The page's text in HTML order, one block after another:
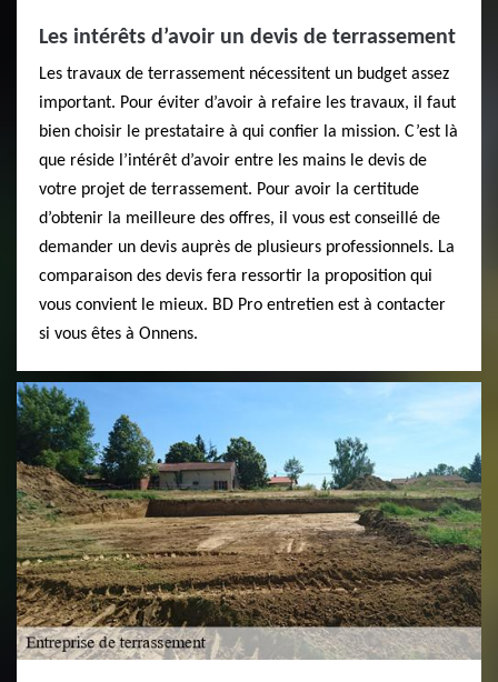
Les intérêts d’avoir un devis de terrassement
Les travaux de terrassement nécessitent un budget assez
important. Pour éviter d’avoir à refaire les travaux, il faut
bien choisir le prestataire à qui confier la mission. C’est là
que réside l’intérêt d’avoir entre les mains le devis de
votre projet de terrassement. Pour avoir la certitude
d’obtenir la meilleure des offres, il vous est conseillé de
demander un devis auprès de plusieurs professionnels. La
comparaison des devis fera ressortir la proposition qui
vous convient le mieux. BD Pro entretien est à contacter
si vous êtes à Onnens.